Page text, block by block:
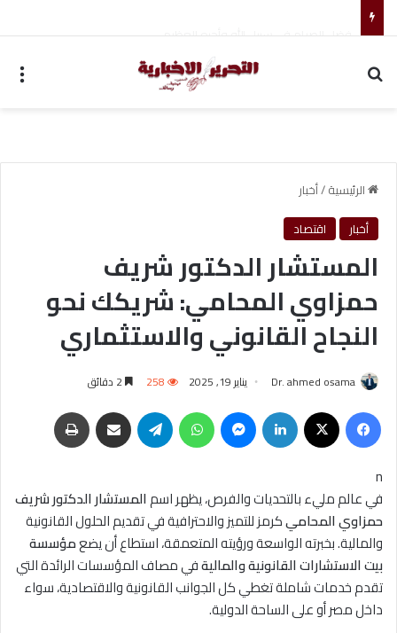
الرئيسية/أخبار
أخبار
اقتصاد
المستشار الدكتور شريف
حمزاوي المحامي: شريكك نحو
النجاح القانوني والاستثماري
Dr. ahmed osama يناير 19, 2025 258
فيسبوك لينكدإن ماسنجر واتساب تيلقرام مشاركة عبر البريد
n
في عالم مليء بالتحديات والفرص، يظهر اسمالمستشار الدكتور شريف
حمزاوي المحاميكرمز للتميز والاحترافية في تقديم الحلول القانونية
والمالية. بخبرته الواسعة ورؤيته المتعمقة، استطاع أن يضعمؤسسة
بيت الاستشارات القانونية والماليةفي مصاف المؤسسات الرائدة التي
تقدم خدمات شاملة تغطي كل الجوانب القانونية والاقتصادية، سواء
داخل مصر أو على الساحة الدولية.